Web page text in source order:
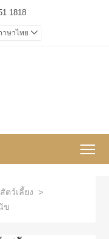
1818
าษาไทย 
ตว์เลี้ยง >
ข